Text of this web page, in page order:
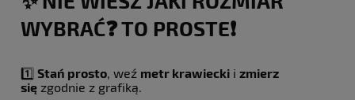
WYBRAĆ❓ TO PROSTE❗️
1️⃣ Stań prosto , weź metr krawiecki i zmierz
się zgodnie z grafiką.